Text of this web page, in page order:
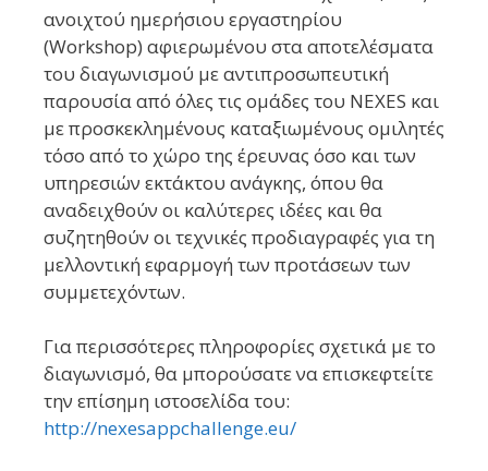
ανοιχτού ημερήσιου εργαστηρίου
(Workshop) αφιερωμένου στα αποτελέσματα
του διαγωνισμού με αντιπροσωπευτική
παρουσία από όλες τις ομάδες του NEXES και
με προσκεκλημένους καταξιωμένους ομιλητές
τόσο από το χώρο της έρευνας όσο και των
υπηρεσιών εκτάκτου ανάγκης, όπου θα
αναδειχθούν οι καλύτερες ιδέες και θα
συζητηθούν οι τεχνικές προδιαγραφές για τη
μελλοντική εφαρμογή των προτάσεων των
συμμετεχόντων.
Για περισσότερες πληροφορίες σχετικά με το
διαγωνισμό, θα μπορούσατε να επισκεφτείτε
την επίσημη ιστοσελίδα του:
http://nexesappchallenge.eu/